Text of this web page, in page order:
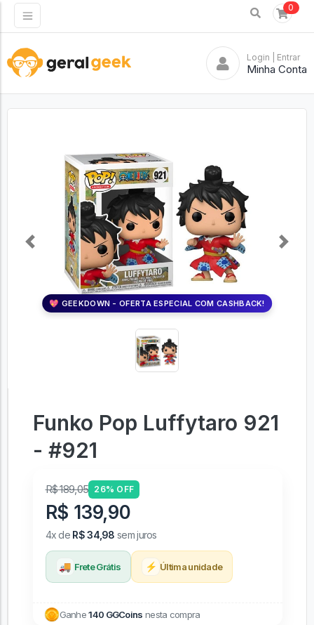
0
Login | Entrar
Minha Conta
💖 GEEKDOWN - OFERTA ESPECIAL COM CASHBACK!
Previous Next
Funko Pop Luffytaro 921
- #921
R$ 189,05 26% OFF
R$ 139,90
4x de R$ 34,98 sem juros
🚚 Frete Grátis ⚡ Última unidade
Ganhe140 GGCoins nesta compra